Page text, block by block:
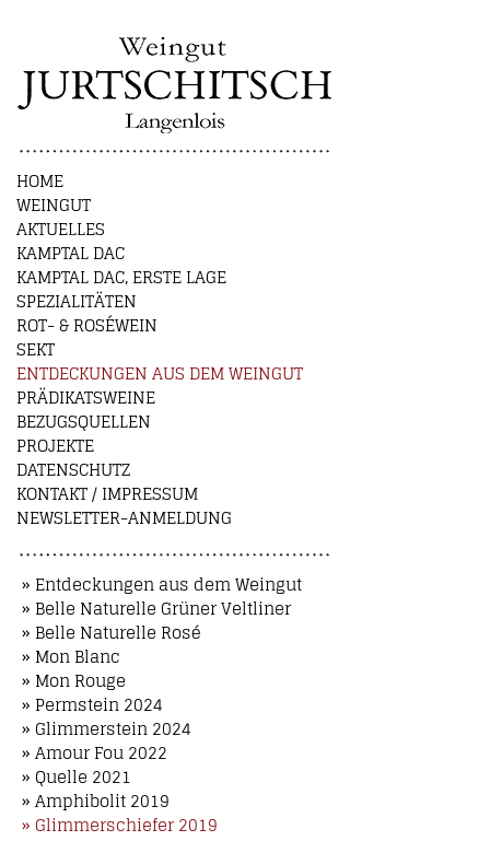
HOME
WEINGUT
AKTUELLES
KAMPTAL DAC
KAMPTAL DAC, ERSTE LAGE
SPEZIALITÄTEN
ROT- & ROSÉWEIN
SEKT
ENTDECKUNGEN AUS DEM WEINGUT
PRÄDIKATSWEINE
BEZUGSQUELLEN
PROJEKTE
DATENSCHUTZ
KONTAKT / IMPRESSUM
NEWSLETTER-ANMELDUNG
» Entdeckungen aus dem Weingut
» Belle Naturelle Grüner Veltliner
» Belle Naturelle Rosé
» Mon Blanc
» Mon Rouge
» Permstein 2024
» Glimmerstein 2024
» Amour Fou 2022
» Quelle 2021
» Amphibolit 2019
» Glimmerschiefer 2019